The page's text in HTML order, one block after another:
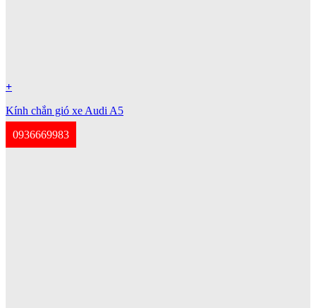
+
Kính chắn gió xe Audi A5
0936669983